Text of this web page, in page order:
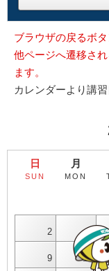
ブラウザの戻るボ
他ページへ遷移さ
ます。
カレンダーより講
日
SUN
月
MON
2 3
9 10